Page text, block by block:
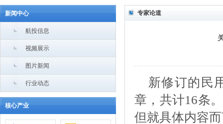
河南航投集团党委理论学习中心组举行集体...
河南航投集团党委理论学习中心组举行集体...
新闻中心
航投信息
视频展示
图片新闻
行业动态
核心产业
专家论道
新修订的民
章，共计16条
但就具体内容